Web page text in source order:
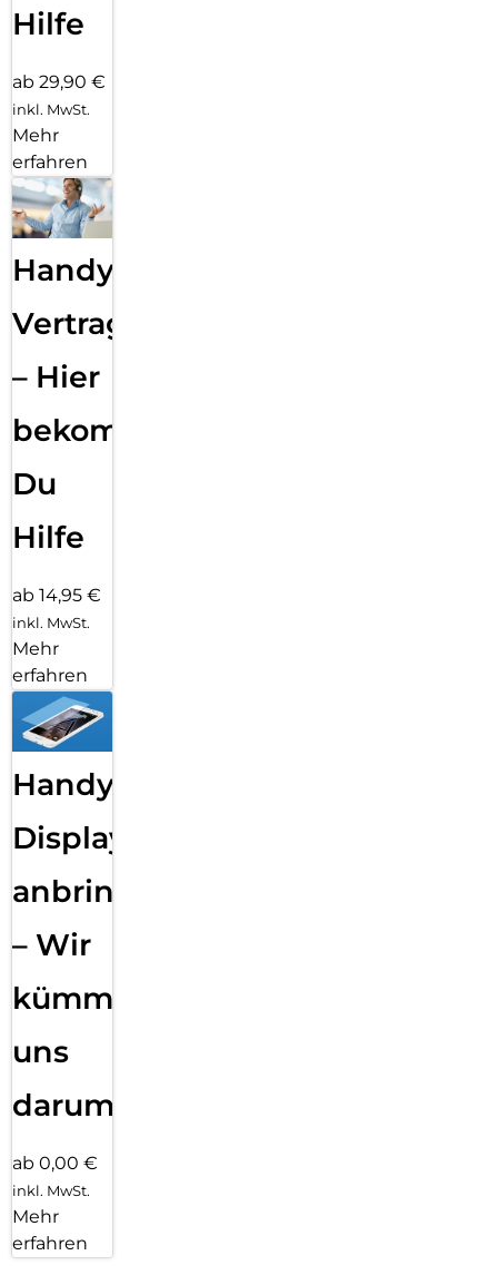
Hilfe
ab 29,90 €
inkl. MwSt.
Mehr
erfahren
Handy
Vertragsabwicklung
– Hier
bekommst
Du
Hilfe
ab 14,95 €
inkl. MwSt.
Mehr
erfahren
Handy
Displayfolie
anbringen
– Wir
kümmern
uns
darum!
ab 0,00 €
inkl. MwSt.
Mehr
erfahren